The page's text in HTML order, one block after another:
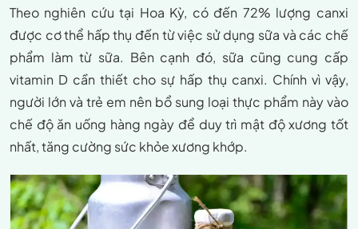
Theo nghiên cứu tại Hoa Kỳ, có đến 72% lượng canxi
được cơ thể hấp thụ đến từ việc sử dụng sữa và các chế
phẩm làm từ sữa. Bên cạnh đó, sữa cũng cung cấp
vitamin D cần thiết cho sự hấp thụ canxi. Chính vì vậy,
người lớn và trẻ em nên bổ sung loại thực phẩm này vào
chế độ ăn uống hàng ngày để duy trì mật độ xương tốt
nhất, tăng cường sức khỏe xương khớp.